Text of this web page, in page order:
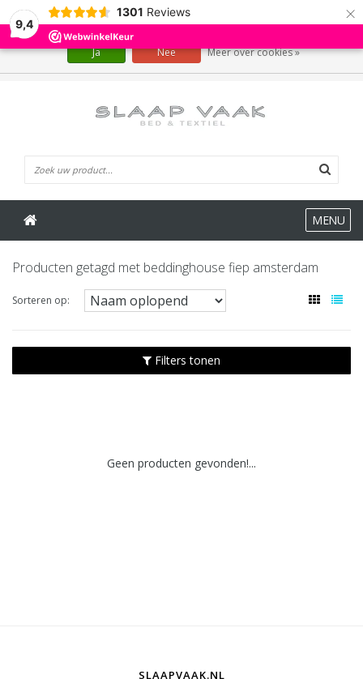
9,4
1301 Reviews ×
MENU
Producten getagd met beddinghouse fiep amsterdam
Sorteren op:
Filters tonen
Geen producten gevonden!...
SLAAPVAAK.NL
Wij slaan cookies op om onze website te verbeteren. Is dat akkoord?
Ja Nee Meer over cookies »